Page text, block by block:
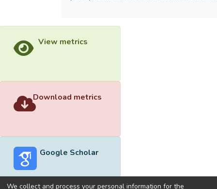
View metrics
Download metrics
Google Scholar
We collect and process your personal information for the